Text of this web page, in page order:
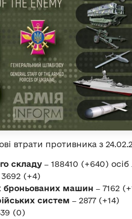
втрати противника з
складу ‒ 188410 (+640) осіб
3692 (+4)
броньованих машин ‒ 7162
систем ‒ 2877 (+14)
(0)